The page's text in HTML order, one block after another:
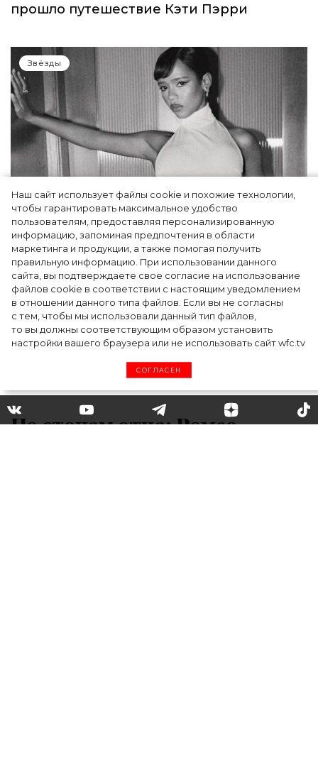
Наш сайт использует файлы cookie и похожие технологии,
чтобы гарантировать максимальное удобство
пользователям, предоставляя персонализированную
информацию, запоминая предпочтения в области
маркетинга и продукции, а также помогая получить
правильную информацию. При использовании данного
сайта, вы подтверждаете свое согласие на использование
файлов cookie в соответствии с настоящим уведомлением
в отношении данного типа файлов. Если вы не согласны
с тем, чтобы мы использовали данный тип файлов,
то вы должны соответствующим образом установить
настройки вашего браузера или не использовать сайт wfc.tv
СОГЛАСЕН
прошло путешествие Кэти Пэрри
Звёзды
Тейлор Рассел в образе белого лебедя на
церемонии BAFTA-2024
По стопам отца: Ромео